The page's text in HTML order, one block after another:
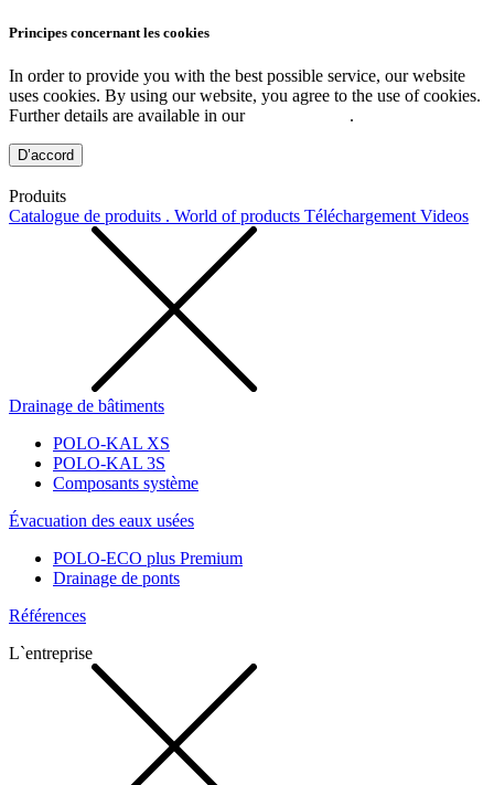
Principes concernant les cookies
In order to provide you with the best possible service, our website
uses cookies. By using our website, you agree to the use of cookies.
Further details are available in our
.
D’accord
Produits
Catalogue de produits . World of products Téléchargement Videos
Drainage de bâtiments
POLO-KAL XS
POLO-KAL 3S
Composants système
Évacuation des eaux usées
POLO-ECO plus Premium
Drainage de ponts
Références
L`entreprise